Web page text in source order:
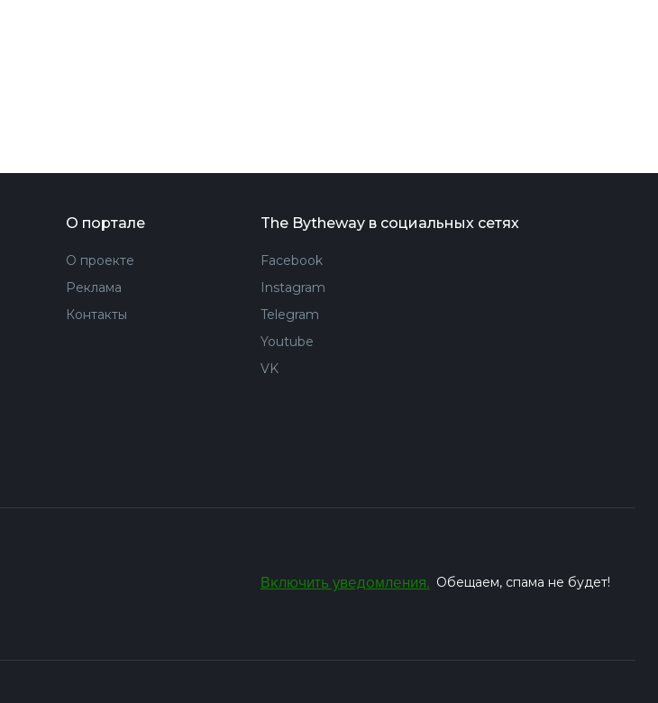
О портале
О проекте
Реклама
Контакты
The Bytheway в социальных сетях
Facebook
Instagram
Telegram
Youtube
VK
Включить уведомления. Обещаем, спама не будет!